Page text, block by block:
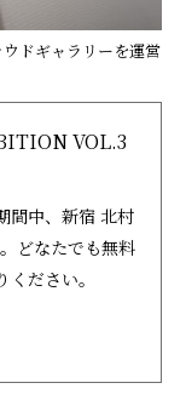
ドギャラリーを運営
VOL.3
間中、新宿 北村
どなたでも無料
ださい。